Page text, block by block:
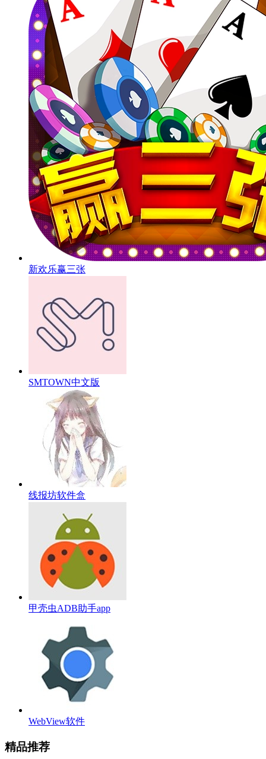
新欢乐赢三张
SMTOWN中文版
线报坊软件盒
甲壳虫ADB助手app
WebView软件
精品推荐